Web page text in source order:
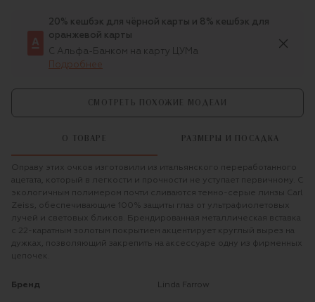
20% кешбэк для чёрной карты и 8% кешбэк для
оранжевой карты
С Альфа-Банком на карту ЦУМа
Подробнее
СМОТРЕТЬ ПОХОЖИЕ МОДЕЛИ
О ТОВАРЕ РАЗМЕРЫ И ПОСАДКА
Оправу этих очков изготовили из итальянского переработанного
ацетата, который в легкости и прочности не уступает первичному. С
экологичным полимером почти сливаются темно-серые линзы Carl
Zeiss, обеспечивающие 100% защиты глаз от ультрафиолетовых
лучей и световых бликов. Брендированная металлическая вставка
с 22-каратным золотым покрытием акцентирует круглый вырез на
дужках, позволяющий закрепить на аксессуаре одну из фирменных
цепочек.
Бренд Linda Farrow